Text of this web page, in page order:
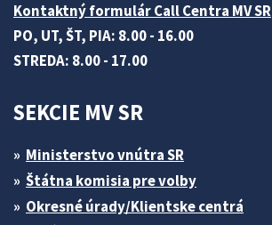
Kontaktný formulár Call Centra MV SR
PO, UT, ŠT, PIA: 8.00 - 16.00
STREDA: 8.00 - 17.00
SEKCIE MV SR
Ministerstvo vnútra SR
Štátna komisia pre volby
Okresné úrady/Klientske centrá